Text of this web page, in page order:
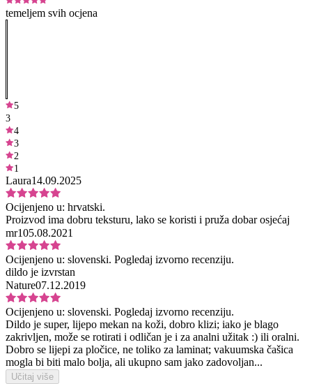
temeljem svih ocjena
5
3
4
3
2
1
Laura14.09.2025
Ocijenjeno u: hrvatski.
Proizvod ima dobru teksturu, lako se koristi i pruža dobar osjećaj
mr105.08.2021
Ocijenjeno u: slovenski. Pogledaj izvorno recenziju.
dildo je izvrstan
Nature07.12.2019
Ocijenjeno u: slovenski. Pogledaj izvorno recenziju.
Dildo je super, lijepo mekan na koži, dobro klizi; iako je blago
zakrivljen, može se rotirati i odličan je i za analni užitak :) ili oralni.
Dobro se lijepi za pločice, ne toliko za laminat; vakuumska čašica
mogla bi biti malo bolja, ali ukupno sam jako zadovoljan...
Učitaj više